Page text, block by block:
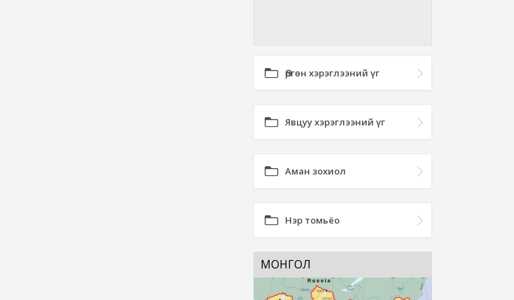
Өргөн хэрэглээний үг
Явцуу хэрэглээний үг
Аман зохиол
Нэр томьёо
МОНГОЛ